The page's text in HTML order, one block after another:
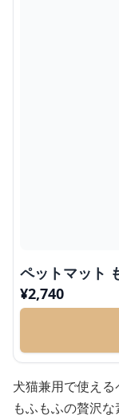
ペットマット
¥2,740
犬猫兼用で使える
もふもふの贅沢